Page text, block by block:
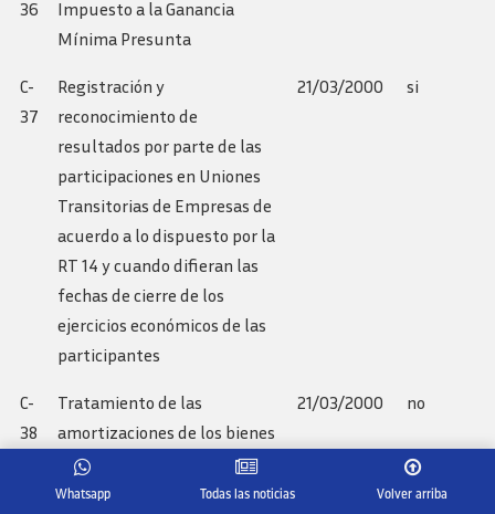
36
Impuesto a la Ganancia
Mínima Presunta
C-
37
Registración y
reconocimiento de
resultados por parte de las
participaciones en Uniones
Transitorias de Empresas de
acuerdo a lo dispuesto por la
RT 14 y cuando difieran las
fechas de cierre de los
ejercicios económicos de las
participantes
21/03/2000 si
C-
38
Tratamiento de las
amortizaciones de los bienes
de uso revaluados
técnicamente y
21/03/2000 no
Whatsapp Todas las noticias Volver arriba